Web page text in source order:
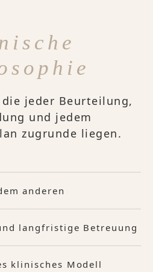
jeder Beurteilung,
und jedem
zugrunde liegen.
anderen
langfristige Betreuung
klinisches Modell